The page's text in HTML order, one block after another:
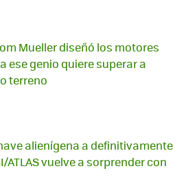
Mueller diseñó los motores
ese genio quiere superar a
terreno
alienígena a definitivamente
ATLAS vuelve a sorprender con